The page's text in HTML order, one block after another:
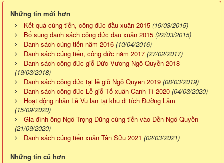
Những tin mới hơn
Kết quả cúng tiến, công đức đầu xuân 2015 (19/03/2015)
Bổ sung danh sách công đức đầu xuân 2015 (22/03/2015)
Danh sách cúng tiến năm 2016 (10/04/2016)
Danh sách cúng tiến, công đức năm 2017 (27/02/2017)
Danh sách công đức giỗ Đức Vương Ngô Quyền 2018
(19/03/2018)
Danh sách công đức tại lễ giỗ Ngô Quyền 2019 (08/03/2019)
Danh sách công đức Lễ giỗ Tổ xuân Canh Tí 2020 (04/03/2020)
Hoạt động nhân Lễ Vu lan tại khu di tích Đường Lâm
(15/09/2020)
Gia đình ông Ngô Trọng Dũng cúng tiến vào Đền Ngô Quyền
(21/09/2020)
Danh sách cúng tiến xuân Tân Sửu 2021 (02/03/2021)
Những tin cũ hơn